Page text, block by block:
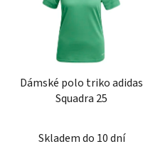
Dámské polo triko adidas
Squadra 25
Skladem do 10 dní